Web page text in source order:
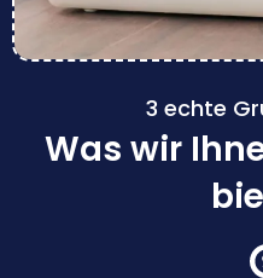
3 echte
Was wir